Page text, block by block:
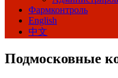
Фармконтроль
English
中文
Подмосковные